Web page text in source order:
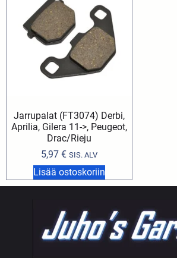
Jarrupalat (FT3074) Derbi,
Aprilia, Gilera 11->, Peugeot,
Drac/Rieju
5,97 € SIS. ALV
Lisää ostoskoriin